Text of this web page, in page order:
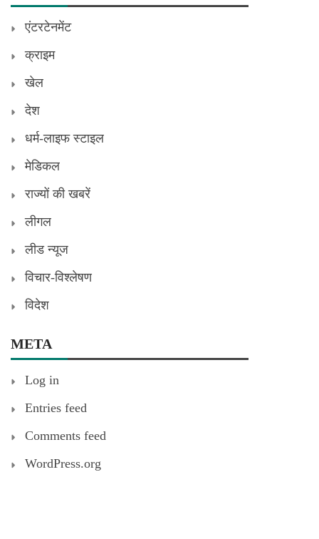
एंटरटेनमेंट
क्राइम
खेल
देश
धर्म-लाइफ स्टाइल
मेडिकल
राज्यों की खबरें
लीगल
लीड न्यूज
विचार-विश्लेषण
विदेश
META
Log in
Entries feed
Comments feed
WordPress.org